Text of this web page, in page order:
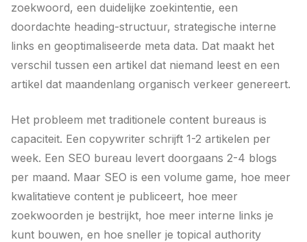
zoekwoord, een duidelijke zoekintentie, een
doordachte heading-structuur, strategische interne
links en geoptimaliseerde meta data. Dat maakt het
verschil tussen een artikel dat niemand leest en een
artikel dat maandenlang organisch verkeer genereert.
Het probleem met traditionele content bureaus is
capaciteit. Een copywriter schrijft 1-2 artikelen per
week. Een SEO bureau levert doorgaans 2-4 blogs
per maand. Maar SEO is een volume game, hoe meer
kwalitatieve content je publiceert, hoe meer
zoekwoorden je bestrijkt, hoe meer interne links je
kunt bouwen, en hoe sneller je topical authority